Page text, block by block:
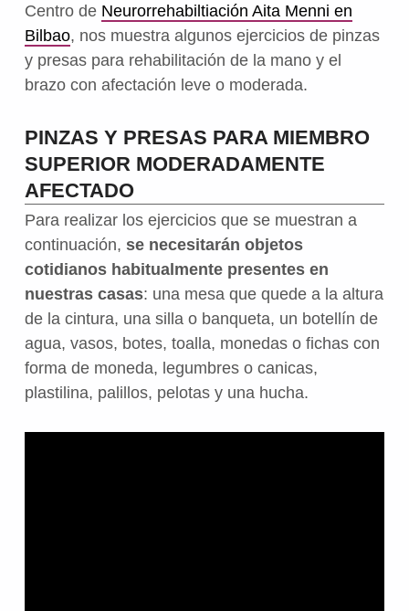
Centro de Neurorrehabiltiación Aita Menni en
Bilbao, nos muestra algunos ejercicios de pinzas
y presas para rehabilitación de la mano y el
brazo con afectación leve o moderada.
PINZAS Y PRESAS PARA MIEMBRO
SUPERIOR MODERADAMENTE
AFECTADO
Para realizar los ejercicios que se muestran a
continuación, se necesitarán objetos
cotidianos habitualmente presentes en
nuestras casas: una mesa que quede a la altura
de la cintura, una silla o banqueta, un botellín de
agua, vasos, botes, toalla, monedas o fichas con
forma de moneda, legumbres o canicas,
plastilina, palillos, pelotas y una hucha.